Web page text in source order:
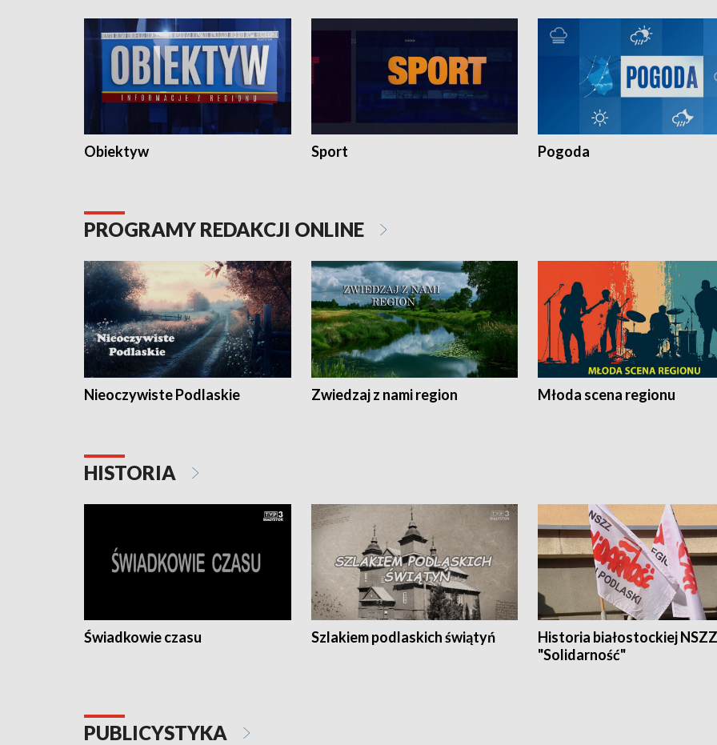
Obiektyw Sport Pogoda
PROGRAMY REDAKCJI ONLINE
Nieoczywiste Podlaskie Zwiedzaj z nami region Młoda scena regionu
HISTORIA
Świadkowie czasu Szlakiem podlaskich świątyń
Historia białostockiej NSZZ
"Solidarność"
PUBLICYSTYKA